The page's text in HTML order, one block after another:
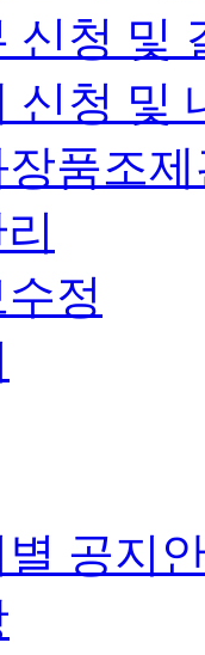
신청 및
신청 및
품조
정
공지